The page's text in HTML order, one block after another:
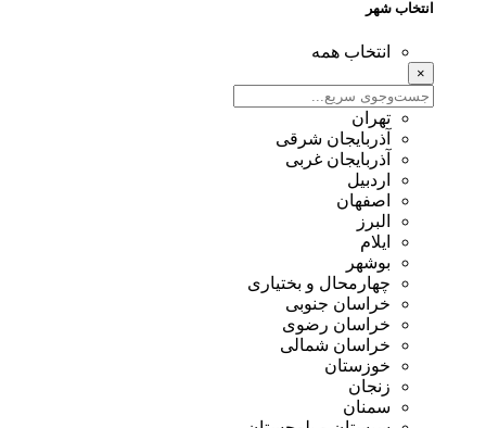
انتخاب شهر
انتخاب همه
×
تهران
آذربایجان شرقی
آذربایجان غربی
اردبیل
اصفهان
البرز
ایلام
بوشهر
چهارمحال و بختیاری
خراسان جنوبی
خراسان رضوی
خراسان شمالی
خوزستان
زنجان
سمنان